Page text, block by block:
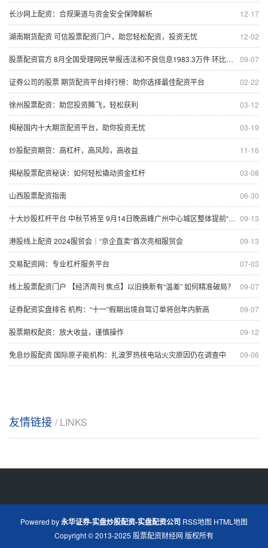
12-17
长沙网上配资：合规渠道与资金安全保障解析
12-02
湖南期货配资 可信股票配资门户，助您轻松配资，投资无忧
09-07
股票配资官方 8月全国受理网民举报违法和不良信息1983.3万件 环比增长4.2%
02-22
证券公司的股票 期货配资平台排行榜：助你选择最佳配资平台
03-12
徐州股票配资：助您投资腾飞，轻松获利
03-19
揭秘国内十大期货配资平台，助你投资无忧
11-16
炒股配资期货：高杠杆，高风险，高收益
03-08
揭秘股票配资秘诀：如何轻松撬动资金杠杆
06-30
山西股票配资指南
09-13
十大炒股杠杆平台 中秋节将至 9月14日晚高峰广州中心城区整体提前“中度拥堵”
09-13
港股线上配资 2024服贸会｜“京企直卖”首次亮相服贸会
07-03
交易配资网：专业杠杆服务平台
09-07
线上股票配资门户 【经济周刊·焦点】以旧换新有“温差” 如何精准破局？
09-07
证券配资实盘排名 机构：“十一”假期出境自驾订单将创年内新高
09-12
股票期权配资：放大收益，谨慎操作
09-06
免息炒股配资 国际原子能机构：扎波罗热核电站火灾原因仍在调查中
友情链接 / LINKS
Powered by永华证券-实盘炒股配资-实盘配资公司 RSS地图 HTML地图
Copyright© 2013-2025 股票配资财经网 版权所有